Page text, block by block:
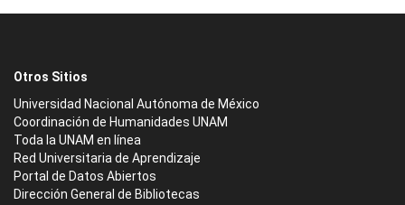
Otros Sitios
Universidad Nacional Autónoma de México
Coordinación de Humanidades UNAM
Toda la UNAM en línea
Red Universitaria de Aprendizaje
Portal de Datos Abiertos
Dirección General de Bibliotecas